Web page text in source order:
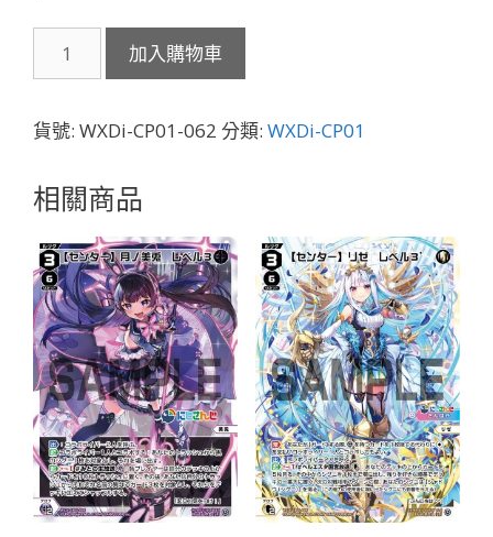
CP01-
と
ベ
０
「黑
色
分
身
と
こ
（床）
LV0」
數
加入購物車
貨號: WXDi-CP01-062 分類: WXDi-CP01
相關商品